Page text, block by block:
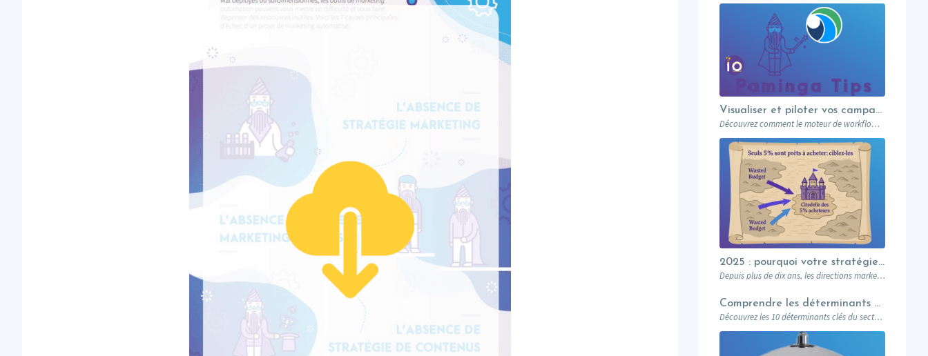
Visualiser et piloter vos campagnes avec les workflows graphiques Paminga.
Découvrez comment le moteur de workflows graphiques de Paminga vous permet de visualiser toute la logique de vos campagnes en un seul coup d’œil — branches conditionnelles, AB tests, waits et intégration Salesforce.
2025 : pourquoi votre stratégie de lead gen ne suffit plus (et comment l’Account-Based Marketing peut relancer vos performances)
Depuis plus de dix ans, les directions marketing B2B ont investi dans des plateformes…
Comprendre les déterminants du secteur de l’éducation et leurs impacts sur le marketing
Découvrez les 10 déterminants clés du secteur de l’éducation et leur impact sur le marketing : attentes des prospects, innovations digitales, impact sociétal, et stratégies pour des campagnes réussies. Un guide complet pour les professionnels du marketing éducatif.